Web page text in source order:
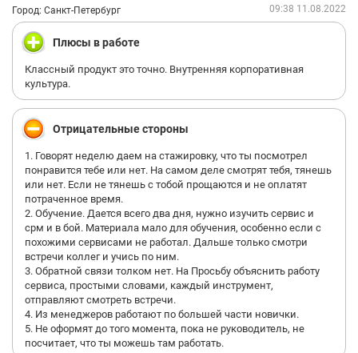
Город: Санкт-Петербург 09:38 11.08.2022
Плюсы в работе
Классный продукт это точно. Внутренняя корпоративная
культура.
Отрицательные стороны
1. Говорят неделю даем на стажировку, что ты посмотрел
понравится тебе или нет. На самом деле смотрят тебя, тянешь
или нет. Если не тянешь с тобой прощаются и не оплатят
потраченное время.
2. Обучение. Дается всего два дня, нужно изучить сервис и
срм и в бой. Материала мало для обучения, особенно если с
похожими сервисами не работал. Дальше только смотри
встречи коллег и учись по ним.
3. Обратной связи толком нет. На Просьбу объяснить работу
сервиса, простыми словами, каждый инструмент,
отправляют смотреть встречи.
4. Из менеджеров работают по большей части новички.
5. Не оформят до того момента, пока не руководитель, не
посчитает, что ты можешь там работать.